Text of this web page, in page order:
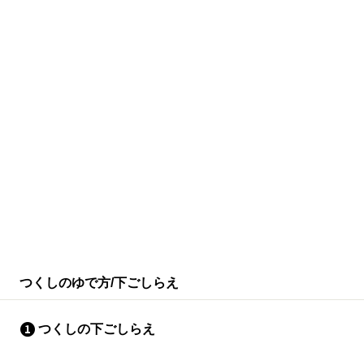
つくしのゆで方/下ごしらえ
つくしの下ごしらえ